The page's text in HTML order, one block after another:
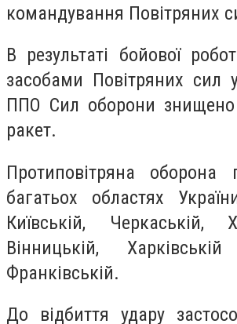
командування Повітряних
В результаті бойової
засобами Повітряних сил у
ППО Сил оборони
ракет.
Протиповітряна
багатьох областях
Київській, Черкаській,
Вінницькій,
Франківській.
До відбиття удару